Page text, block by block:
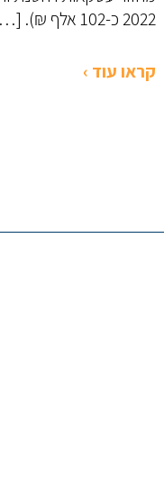
2022 כ-102 אלף ₪). […]
קראו עוד ›